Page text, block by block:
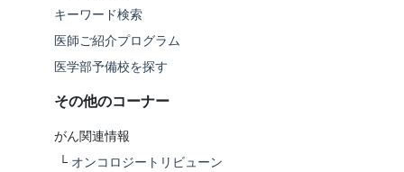
キーワード検索
医師ご紹介プログラム
医学部予備校を探す
その他のコーナー
がん関連情報
└ オンコロジートリビューン